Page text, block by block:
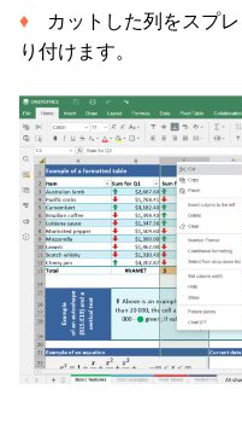
カットした列をスプ
り付けます。